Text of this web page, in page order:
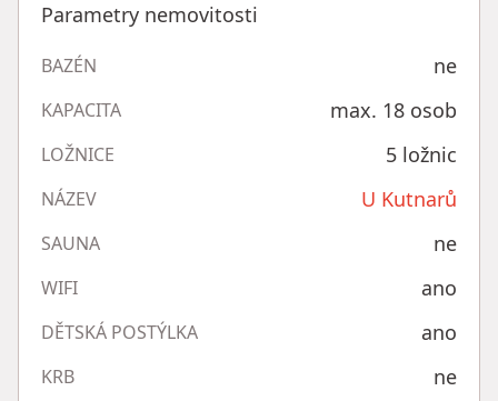
Parametry nemovitosti
BAZÉN ne
KAPACITA max. 18 osob
LOŽNICE 5 ložnic
NÁZEV U Kutnarů
SAUNA ne
WIFI ano
DĚTSKÁ POSTÝLKA ano
KRB ne